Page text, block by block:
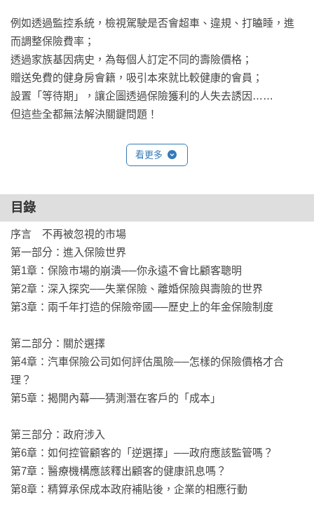
例如透過監控系統，檢視駕駛是否會超車、違規、打瞌睡，進
而調整保險費率；
透過家族基因病史，為每個人訂定不同的壽險價格；
贈送免費的健身房會籍，吸引本來就比較健康的會員；
設置「等待期」，讓企圖透過保險獲利的人失去誘因……
但這些全都無法解決關鍵問題！
保險公司該如何擬訂合理的訂價策略？
政府應該如何介入市場機制（而不致圖利相關業者）？
本書將能為你提供解答。
看更多
目錄
序言　不再被忽視的市場
第一部分：進入保險世界
第1章：保險市場的崩潰──你永遠不會比顧客聰明
第2章：深入探究──失業保險、離婚保險與壽險的世界
第3章：兩千年打造的保險帝國──歷史上的年金保險制度
第二部分：關於選擇
第4章：汽車保險公司如何評估風險──怎樣的保險價格才合
理？
第5章：揭開內幕──猜測潛在客戶的「成本」
第三部分：政府涉入
第6章：如何控管顧客的「逆選擇」──政府應該監管嗎？
第7章：醫療機構應該釋出顧客的健康訊息嗎？
第8章：精算承保成本政府補貼後，企業的相應行動